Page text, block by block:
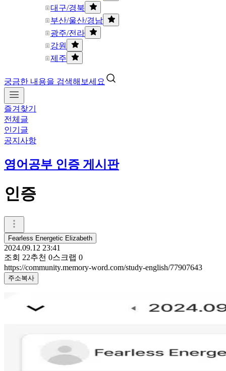
대구/경북
부산/울산/경남
광주/전라
강원
제주
궁금한 내용을 검색해보세요
즐겨찾기
전체글
인기글
공지사항
영어공부 인증 게시판
인증
Fearless Energetic Elizabeth
2024.09.12 23:41
조회 22추천 0스크랩 0
https://community.memory-word.com/study-english/77907643
주소복사